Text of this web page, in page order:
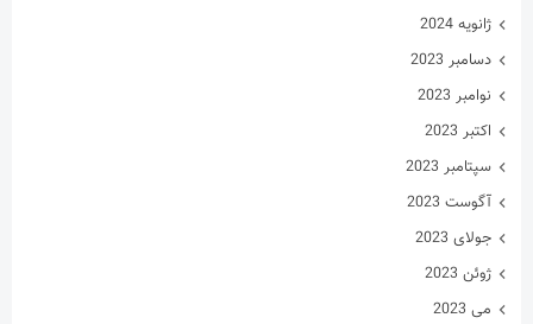
ژانویه 2024
دسامبر 2023
نوامبر 2023
اکتبر 2023
سپتامبر 2023
آگوست 2023
جولای 2023
ژوئن 2023
می 2023